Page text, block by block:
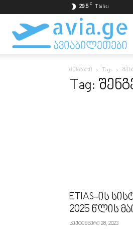
29.5 C Tbilisi
მთავარი Tags
Tag:
ETIAS-ის
2025 წლის
სექტემბერი 28, 2023